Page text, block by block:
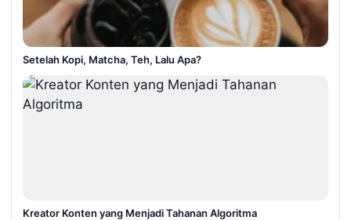
Setelah Kopi, Matcha, Teh, Lalu Apa?
Kreator Konten yang Menjadi Tahanan Algoritma